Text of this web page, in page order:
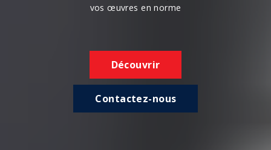
vos œuvres en norme
Découvrir
Contactez-nous